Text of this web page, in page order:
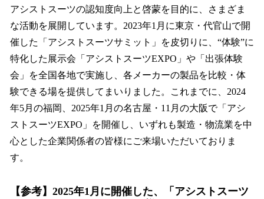
アシストスーツの認知度向上と啓蒙を目的に、さまざま
な活動を展開しています。2023年1月に東京・代官山で開
催した「アシストスーツサミット」を皮切りに、“体験”に
特化した展示会「アシストスーツEXPO」や「出張体験
会」を全国各地で実施し、各メーカーの製品を比較・体
験できる場を提供してまいりました。これまでに、2024
年5月の福岡、2025年1月の名古屋・11月の大阪で「アシ
ストスーツEXPO」を開催し、いずれも製造・物流業を中
心とした企業関係者の皆様にご来場いただいておりま
す。
【参考】2025年1月に開催した、「アシストスーツ